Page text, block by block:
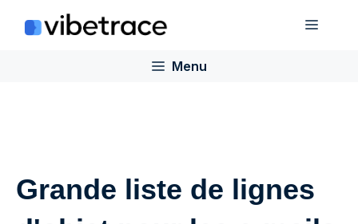
Menu
Menu
Grande liste de lignes